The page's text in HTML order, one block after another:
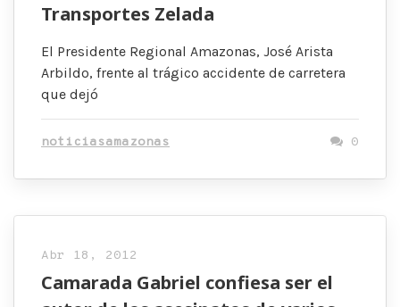
Transportes Zelada
El Presidente Regional Amazonas, José Arista
Arbildo, frente al trágico accidente de carretera
que dejó
noticiasamazonas 0
Abr 18, 2012
Camarada Gabriel confiesa ser el